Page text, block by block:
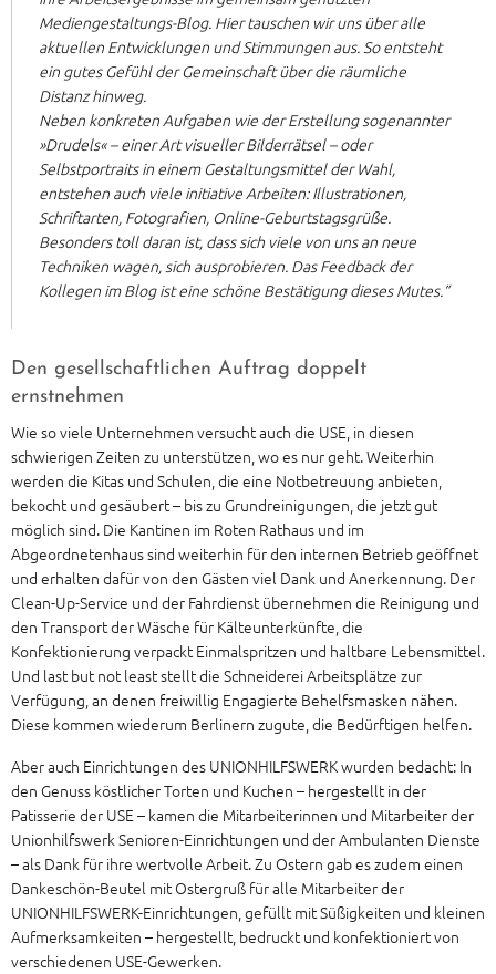
Mediengestaltungs-Blog. Hier tauschen wir uns über alle
aktuellen Entwicklungen und Stimmungen aus. So entsteht
ein gutes Gefühl der Gemeinschaft über die räumliche
Distanz hinweg.
Neben konkreten Aufgaben wie der Erstellung sogenannter
»Drudels« – einer Art visueller Bilderrätsel – oder
Selbstportraits in einem Gestaltungsmittel der Wahl,
entstehen auch viele initiative Arbeiten: Illustrationen,
Schriftarten, Fotografien, Online-Geburtstagsgrüße.
Besonders toll daran ist, dass sich viele von uns an neue
Techniken wagen, sich ausprobieren. Das Feedback der
Kollegen im Blog ist eine schöne Bestätigung dieses Mutes.“
Den gesellschaftlichen Auftrag doppelt
ernstnehmen
Wie so viele Unternehmen versucht auch die USE, in diesen
schwierigen Zeiten zu unterstützen, wo es nur geht. Weiterhin
werden die Kitas und Schulen, die eine Notbetreuung anbieten,
bekocht und gesäubert – bis zu Grundreinigungen, die jetzt gut
möglich sind. Die Kantinen im Roten Rathaus und im
Abgeordnetenhaus sind weiterhin für den internen Betrieb geöffnet
und erhalten dafür von den Gästen viel Dank und Anerkennung. Der
Clean-Up-Service und der Fahrdienst übernehmen die Reinigung und
den Transport der Wäsche für Kälteunterkünfte, die
Konfektionierung verpackt Einmalspritzen und haltbare Lebensmittel.
Und last but not least stellt die Schneiderei Arbeitsplätze zur
Verfügung, an denen freiwillig Engagierte Behelfsmasken nähen.
Diese kommen wiederum Berlinern zugute, die Bedürftigen helfen.
Aber auch Einrichtungen des UNIONHILFSWERK wurden bedacht: In
den Genuss köstlicher Torten und Kuchen – hergestellt in der
Patisserie der USE – kamen die Mitarbeiterinnen und Mitarbeiter der
Unionhilfswerk Senioren-Einrichtungen und der Ambulanten Dienste
– als Dank für ihre wertvolle Arbeit. Zu Ostern gab es zudem einen
Dankeschön-Beutel mit Ostergruß für alle Mitarbeiter der
UNIONHILFSWERK-Einrichtungen, gefüllt mit Süßigkeiten und kleinen
Aufmerksamkeiten – hergestellt, bedruckt und konfektioniert von
verschiedenen USE-Gewerken.